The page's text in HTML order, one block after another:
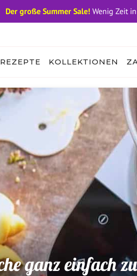
REZEPTE KOLLEKTIONEN
ganz einfach
Der große Summer Sale! Wenig Zeit